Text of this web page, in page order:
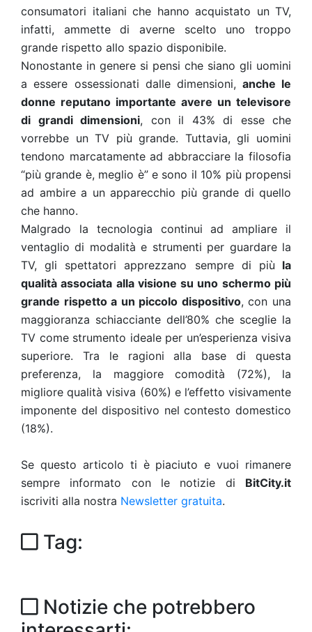
consumatori italiani che hanno acquistato un TV,
infatti, ammette di averne scelto uno troppo
grande rispetto allo spazio disponibile.
Nonostante in genere si pensi che siano gli uomini
a essere ossessionati dalle dimensioni, anche le
donne reputano importante avere un televisore
di grandi dimensioni, con il 43% di esse che
vorrebbe un TV più grande. Tuttavia, gli uomini
tendono marcatamente ad abbracciare la filosofia
“più grande è, meglio è” e sono il 10% più propensi
ad ambire a un apparecchio più grande di quello
che hanno.
Malgrado la tecnologia continui ad ampliare il
ventaglio di modalità e strumenti per guardare la
TV, gli spettatori apprezzano sempre di più la
qualità associata alla visione su uno schermo più
grande rispetto a un piccolo dispositivo, con una
maggioranza schiacciante dell’80% che sceglie la
TV come strumento ideale per un’esperienza visiva
superiore. Tra le ragioni alla base di questa
preferenza, la maggiore comodità (72%), la
migliore qualità visiva (60%) e l’effetto visivamente
imponente del dispositivo nel contesto domestico
(18%).
Se questo articolo ti è piaciuto e vuoi rimanere
sempre informato con le notizie di BitCity.it
iscriviti alla nostra Newsletter gratuita.
Tag:
Notizie che potrebbero